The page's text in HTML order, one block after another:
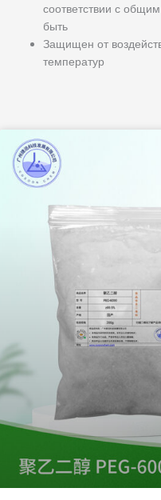
соответствии с
быть
Защищен от
температур